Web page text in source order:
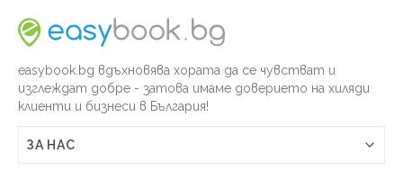
easybook.bg вдъхновява хората да се чувстват и
изглеждат добре - затова имаме доверието на хиляди
клиенти и бизнеси в България!
ЗА НАС